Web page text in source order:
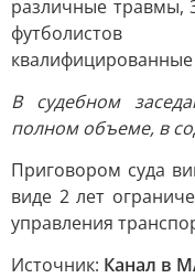
различные травмы,
В судебном
полном объеме, в
Приговором суда
виде 2 лет
управления
Источник: Канал в